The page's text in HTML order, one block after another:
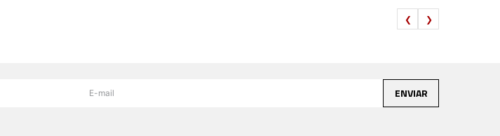
ENVIAR